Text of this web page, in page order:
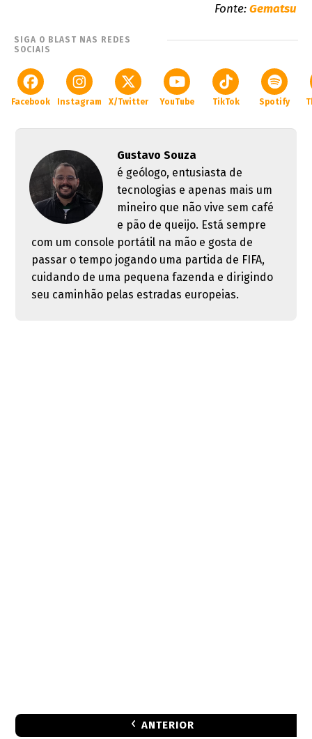
Fonte:Gematsu
SIGA O BLAST NAS REDES
SOCIAIS
Facebook Instagram X/Twitter YouTube TikTok Spotify
Gustavo Souza
é geólogo, entusiasta de
tecnologias e apenas mais um
mineiro que não vive sem café
e pão de queijo. Está sempre
com um console portátil na mão e gosta de
passar o tempo jogando uma partida de FIFA,
cuidando de uma pequena fazenda e dirigindo
seu caminhão pelas estradas europeias.
ANTERIOR